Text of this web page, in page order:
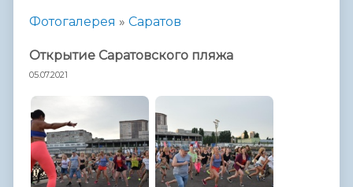
Фотогалерея » Саратов
Открытие Саратовского пляжа
05.07.2021